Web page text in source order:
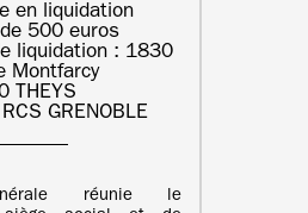
en liquidation
500 euros
liquidation : 1830
Montfarcy
THEYS
GRENOBLE
réunie le